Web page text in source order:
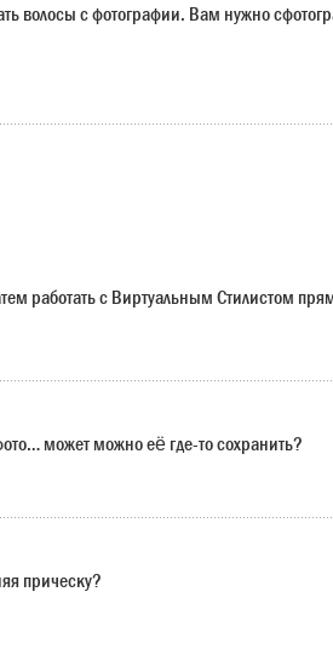
волосы с фотографии. Вам нужно
работать с Виртуальным Стилистом
может можно её где-то сохранить?
прическу?